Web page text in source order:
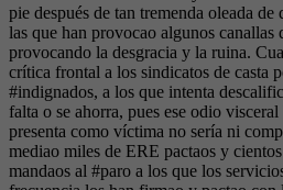
pie después de tan tremenda oleada
las que han provocao algunos canallas
provocando la desgracia y la ruina.
crítica frontal a los sindicatos de casta
#indignados, a los que intenta
falta o se ahorra, pues ese odio
presenta como víctima no sería ni
mediao miles de ERE pactaos y
mandaos al #paro a los que los